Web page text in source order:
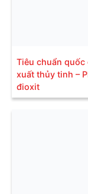
Tiêu chuẩn quốc
xuất thủy tinh –
đioxit